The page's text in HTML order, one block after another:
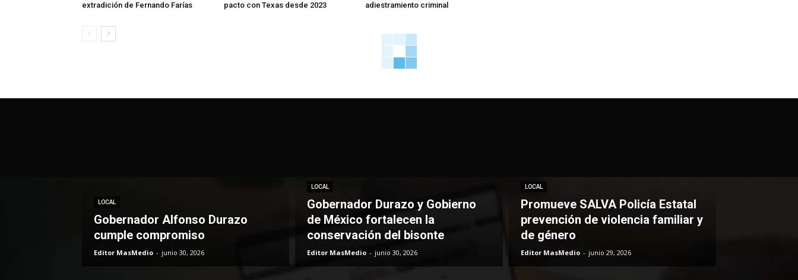
extradición de Fernando Farías
pacto con Texas desde 2023
adiestramiento criminal
LOCAL
Gobernador Alfonso Durazo
cumple compromiso
Editor MasMedio - junio 30, 2026
LOCAL
Gobernador Durazo y Gobierno
de México fortalecen la
conservación del bisonte
Editor MasMedio - junio 30, 2026
LOCAL
Promueve SALVA Policía Estatal
prevención de violencia familiar y
de género
Editor MasMedio - junio 29, 2026